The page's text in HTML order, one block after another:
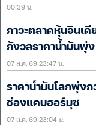
00:39 น.
ภาวะตลาดหุ้นอินเ
กังวลราคาน้ำมันพุ่ง
07 ส.ค. 69 23:47 น.
ราคาน้ำมันโลกพุ่งก
ช่องแคบฮอร์มุซ
07 ส.ค. 69 23:04 น.